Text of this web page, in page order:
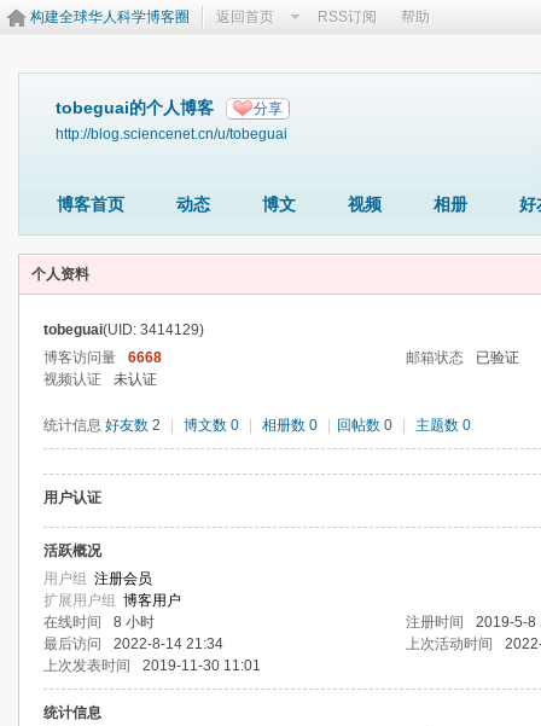
构建全球华人科学博客圈 返回首页 RSS订阅 帮助
tobeguai的个人博客 分享
http://blog.sciencenet.cn/u/tobeguai
博客首页 动态 博文 视频 相册 好
个人资料
tobeguai(UID: 3414129)
博客访问量
6668 邮箱状态
已验证
视频认证
未认证
统计信息 好友数 2 博文数 0 相册数 0 回帖数 0 主题数 0
用户认证
活跃概况
用户组 注册会员
扩展用户组 博客用户
在线时间
8 小时 注册时间
2019-5-8
最后访问
2022-8-14 21:34 上次活动时间
上次发表时间
2019-11-30 11:01
统计信息